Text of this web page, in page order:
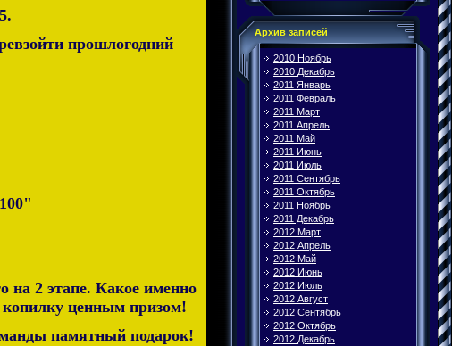
прошлогодний
на 2 этапе. Какое именно
ценным призом!
памятный подарок!
Архив записей
2010 Ноябрь
2010 Декабрь
2011 Январь
2011 Февраль
2011 Март
2011 Апрель
2011 Май
2011 Июнь
2011 Июль
2011 Сентябрь
2011 Октябрь
2011 Ноябрь
2011 Декабрь
2012 Март
2012 Апрель
2012 Май
2012 Июнь
2012 Июль
2012 Август
2012 Сентябрь
2012 Октябрь
2012 Декабрь